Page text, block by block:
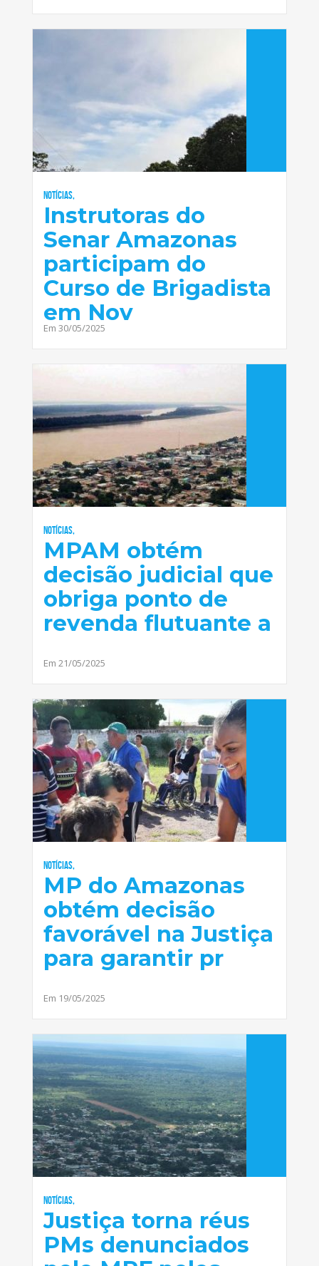
Notícias,
Instrutoras do
Senar Amazonas
participam do
Curso de Brigadista
em Nov
Em 30/05/2025
Notícias,
MPAM obtém
decisão judicial que
obriga ponto de
revenda flutuante a
Em 21/05/2025
Notícias,
MP do Amazonas
obtém decisão
favorável na Justiça
para garantir pr
Em 19/05/2025
Notícias,
Justiça torna réus
PMs denunciados